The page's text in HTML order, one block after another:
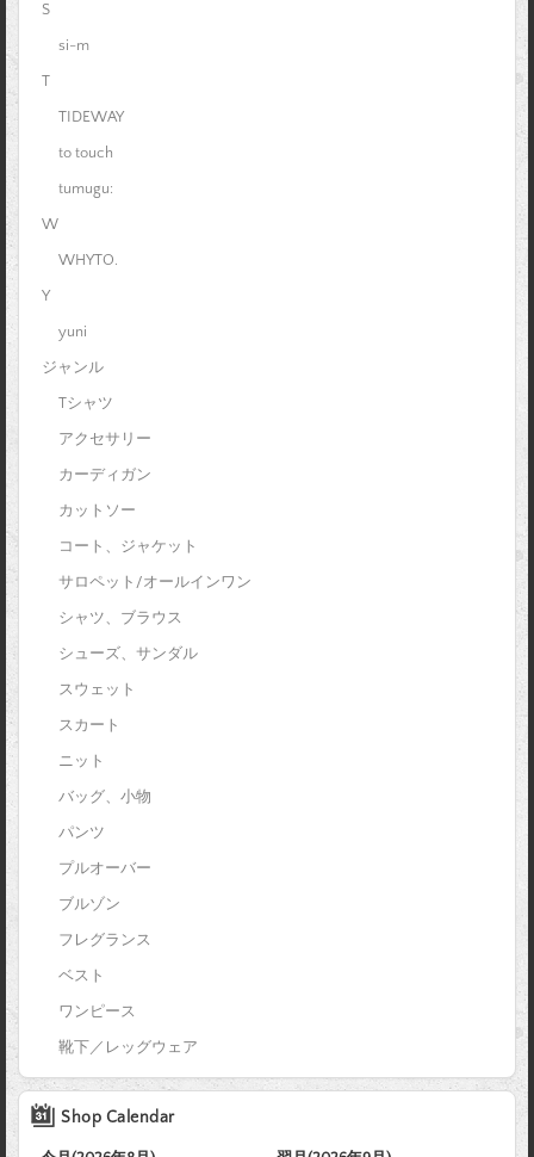
S
si-m
T
TIDEWAY
to touch
tumugu:
W
WHYTO.
Y
yuni
ジャンル
Tシャツ
アクセサリー
カーディガン
カットソー
コート、ジャケット
サロペット/オールインワン
シャツ、ブラウス
シューズ、サンダル
スウェット
スカート
ニット
バッグ、小物
パンツ
プルオーバー
ブルゾン
フレグランス
ベスト
ワンピース
靴下／レッグウェア
Shop Calendar